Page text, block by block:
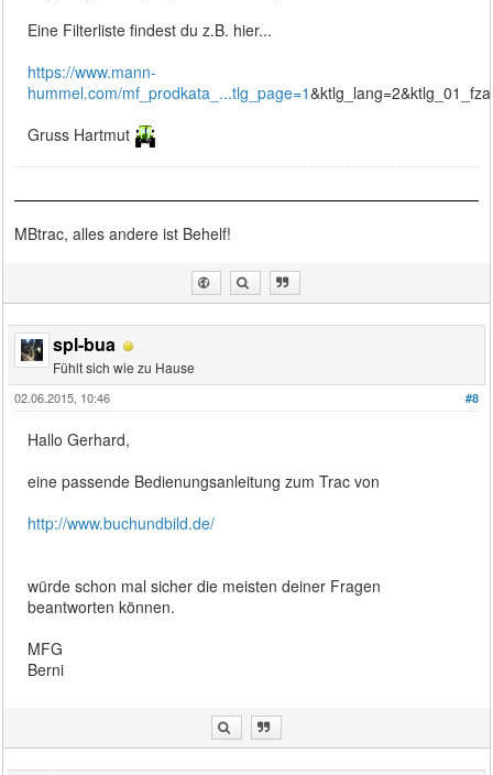
Eine Filterliste findest du z.B. hier...
https://www.mann-
hummel.com/mf_prodkata_...tlg_page=1
Gruss Hartmut
MBtrac, alles andere ist Behelf!
spl-bua
Fühlt sich wie zu Hause
#8
02.06.2015, 10:46
Hallo Gerhard,
eine passende Bedienungsanleitung zum Trac von
http://www.buchundbild.de/
würde schon mal sicher die meisten deiner Fragen
beantworten können.
MFG
Berni